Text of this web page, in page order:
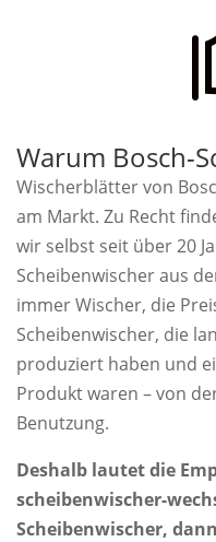
Warum Bosch-
Wischerblätter von
am Markt. Zu Recht
wir selbst seit über 20
Scheibenwischer aus
immer Wischer, die
Scheibenwischer, die
produziert haben und
Produkt waren – von
Benutzung.
Deshalb lautet die
scheibenwischer-
Scheibenwischer,